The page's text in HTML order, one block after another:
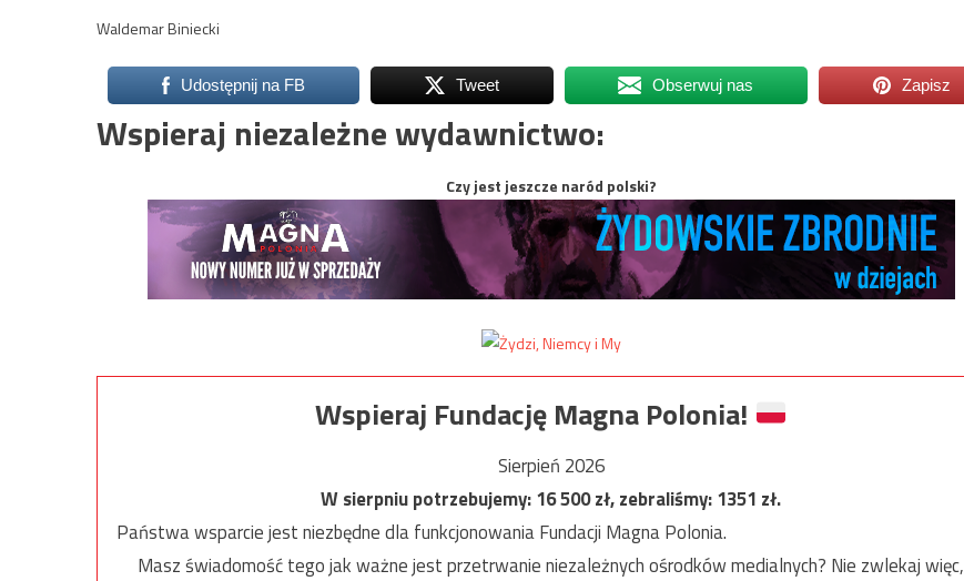
Waldemar Biniecki
Udostępnij na FB Tweet Obserwuj nas Zapisz
Wspieraj niezależne wydawnictwo:
Czy jest jeszcze naród polski?
Wspieraj Fundację Magna Polonia!
Sierpień 2026
W sierpniu potrzebujemy:16 500zł, zebraliśmy:1351 zł.
Państwa wsparcie jest niezbędne dla funkcjonowania Fundacji Magna Polonia.
Masz świadomość tego jak ważne jest przetrwanie niezależnych ośrodków medialnych? Nie zwlekaj więc,